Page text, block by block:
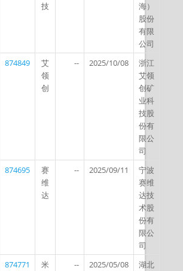
技
海）
股份
有限
公司
874849
艾
领
创
-- 2025/10/08
浙江
艾领
创矿
业科
技股
份有
限公
司
874695
赛
维
达
-- 2025/09/11
宁波
赛维
达技
术股
份有
限公
司
874771
米
-- 2025/05/08
湖北